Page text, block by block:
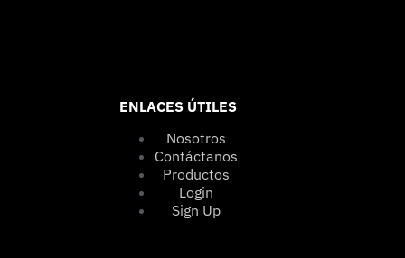
ENLACES ÚTILES
Nosotros
Contáctanos
Productos
Login
Sign Up